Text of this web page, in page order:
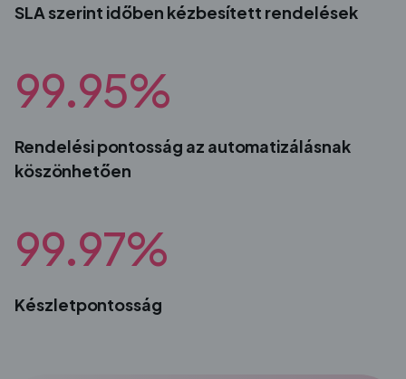
SLA szerint időben kézbesített rendelések
99.95%
Rendelési pontosság az automatizálásnak
köszönhetően
99.97%
Készletpontosság